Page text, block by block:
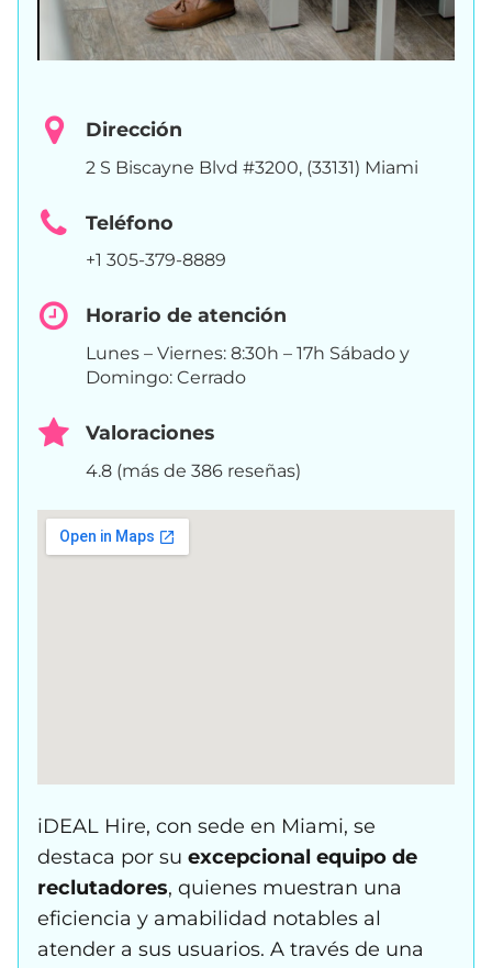
Dirección
2 S Biscayne Blvd #3200, (33131) Miami
Teléfono
+1 305-379-8889
Horario de atención
Lunes – Viernes: 8:30h – 17h Sábado y
Domingo: Cerrado
Valoraciones
4.8 (más de 386 reseñas)
iDEAL Hire, con sede en Miami, se
destaca por su excepcional equipo de
reclutadores, quienes muestran una
eficiencia y amabilidad notables al
atender a sus usuarios. A través de una